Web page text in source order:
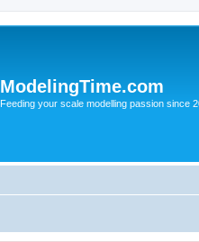
ModelingTime.com
Feeding your scale modelling passion since